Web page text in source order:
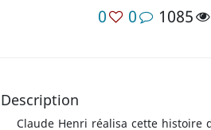
0 0 1085
Description
Claude Henri réalisa cette histoire